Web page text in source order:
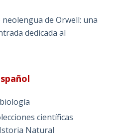
de Orwell: una
dedicada al
científicas
Natural